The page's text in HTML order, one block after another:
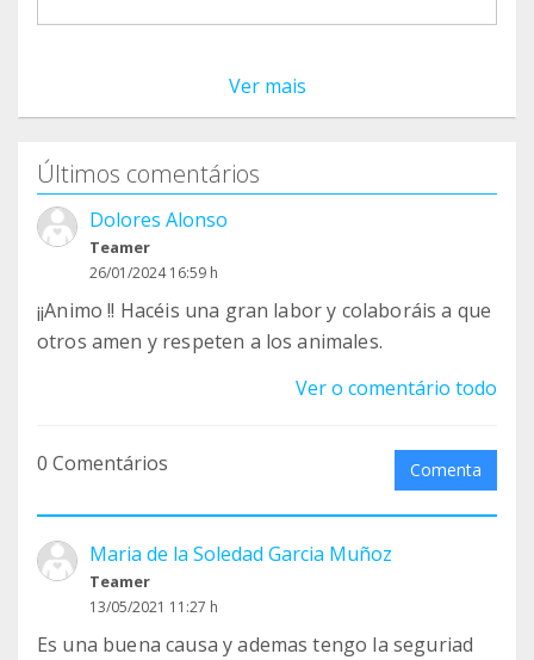
Ver mais
Últimos comentários
Dolores Alonso
Teamer
26/01/2024 16:59 h
¡¡Animo !! Hacéis una gran labor y colaboráis a que
otros amen y respeten a los animales.
Ver o comentário todo
0 Comentários Comenta
Maria de la Soledad Garcia Muñoz
Teamer
13/05/2021 11:27 h
Es una buena causa y ademas tengo la seguriad